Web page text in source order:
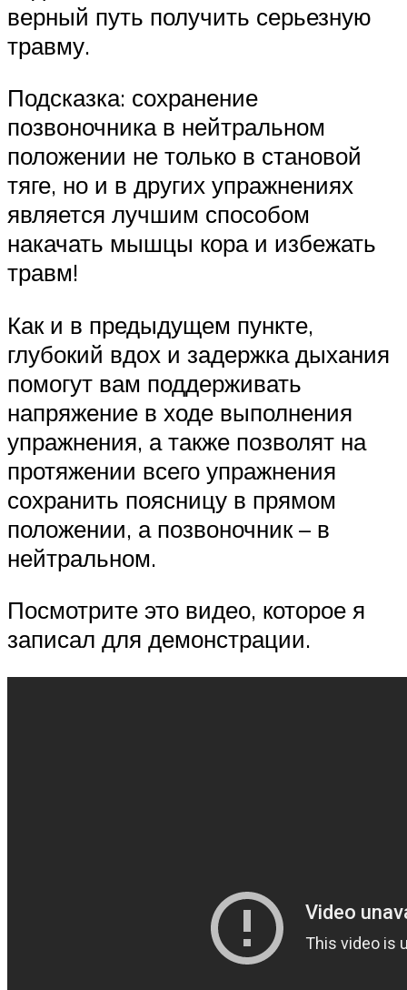
верный путь получить серьезную
травму.
Подсказка: сохранение
позвоночника в нейтральном
положении не только в становой
тяге, но и в других упражнениях
является лучшим способом
накачать мышцы кора и избежать
травм!
Как и в предыдущем пункте,
глубокий вдох и задержка дыхания
помогут вам поддерживать
напряжение в ходе выполнения
упражнения, а также позволят на
протяжении всего упражнения
сохранить поясницу в прямом
положении, а позвоночник – в
нейтральном.
Посмотрите это видео, которое я
записал для демонстрации.